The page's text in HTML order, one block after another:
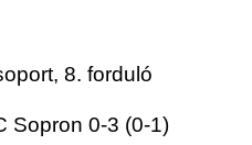
8. forduló
Sopron 0-3 (0-1)